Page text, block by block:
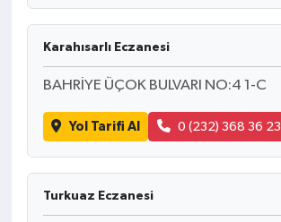
Karahısarlı Eczanesi
BAHRİYE ÜÇOK BULVARI NO:4 1-C
Yol Tarifi Al 0 (232) 368 36 23
Turkuaz Eczanesi